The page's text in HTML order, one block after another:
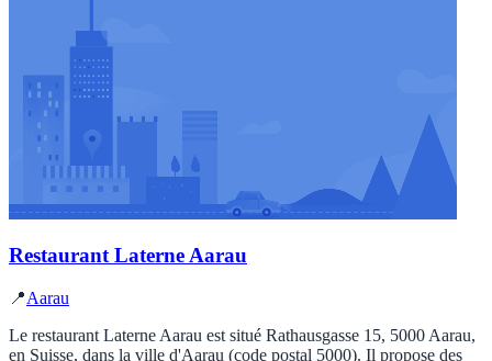
Restaurant Laterne Aarau
📍Aarau
Le restaurant Laterne Aarau est situé Rathausgasse 15, 5000 Aarau,
en Suisse, dans la ville d'Aarau (code postal 5000). Il propose des